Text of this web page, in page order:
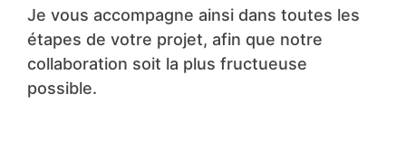
Je vous accompagne ainsi dans toutes les
étapes de votre projet, afin que notre
collaboration soit la plus fructueuse
possible.